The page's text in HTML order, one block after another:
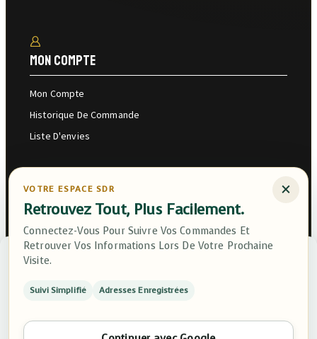
Technologies Telles Que Les Cookies Pour Stocker Et/ou Accéder Aux
Nous Permettra De Traiter Des Données Telles Que Le Comportement
De Navigation Ou Les ID Uniques Sur Ce Site. Le Fait De Ne Pas
Mon Compte
Mon Compte
Historique De Commande
Liste D'envies
Saint-André, Réunion
×
VOTRE ESPACE SDR
Retrouvez Tout, Plus Facilement.
Connectez-Vous Pour Suivre Vos Commandes Et
Retrouver Vos Informations Lors De Votre Prochaine
Visite.
Suivi Simplifié Adresses Enregistrées